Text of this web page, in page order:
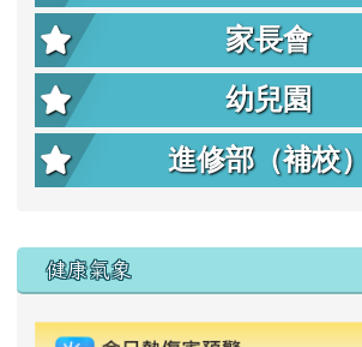
家長會
幼兒園
進修部（補校）
右邊區域內容
健康氣象